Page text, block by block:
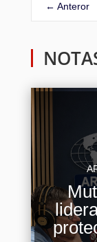
← Anteror
Fernando
papel